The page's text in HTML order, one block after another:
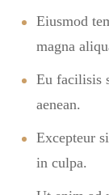
Eiusmod
magna
Eu facilisis
aenean.
Excepteur
in culpa.